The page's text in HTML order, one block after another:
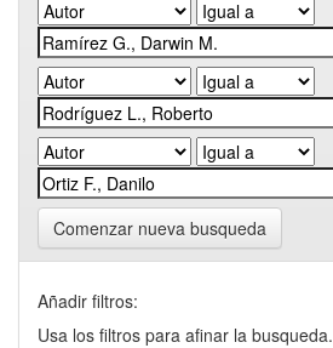
Comenzar nueva busqueda
Añadir filtros:
Usa los filtros para afinar la busqueda.